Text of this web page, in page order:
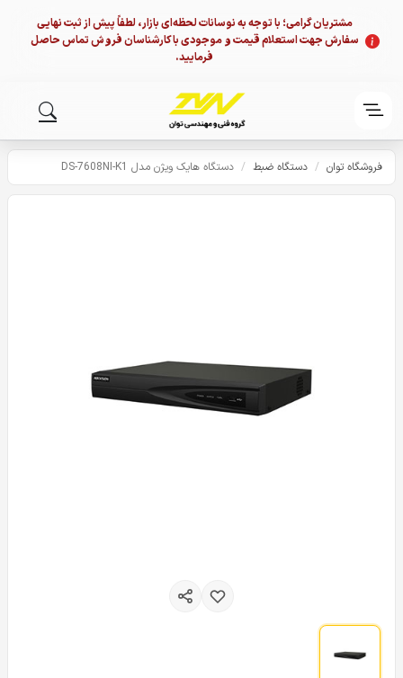
مشتریان گرامی؛ با توجه به نوسانات لحظه‌ای بازار، لطفاً پیش از ثبت نهایی
سفارش جهت استعلام قیمت و موجودی با کارشناسان فروش تماس حاصل
فرمایید.
فروشگاه توان / دستگاه ضبط / دستگاه هایک ویژن مدل DS-7608NI-K1